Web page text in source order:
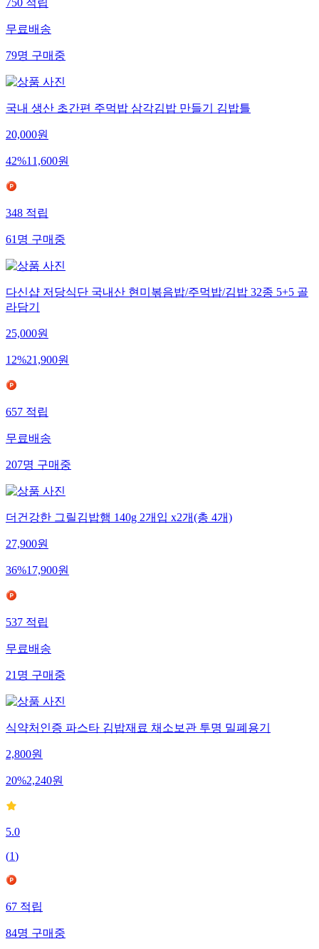
750적립
무료배송
79명구매중
국내 생산 초간편 주먹밥 삼각김밥 만들기 김밥틀
20,000원
42%11,600원
348적립
61명구매중
다신샵 저당식단 국내산 현미볶음밥/주먹밥/김밥 32종 5+5 골
라담기
25,000원
12%21,900원
657적립
무료배송
207명구매중
더건강한 그릴김밥햄 140g 2개입 x2개(총 4개)
27,900원
36%17,900원
537적립
무료배송
21명구매중
식약처인증 파스타 김밥재료 채소보관 투명 밀폐용기
2,800원
20%2,240원
5.0
(1)
67적립
84명구매중